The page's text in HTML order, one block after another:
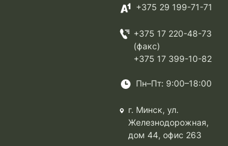
+375 29 199-71-71
+375 17 220-48-73
(факс)
+375 17 399-10-82
Пн–Пт: 9:00–18:00
г. Минск, ул.
Железнодорожная,
дом 44, офис 263